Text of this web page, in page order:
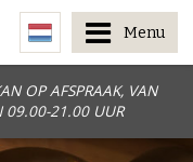
OP AFSPRAAK, VAN
09.00-21.00 UUR
Menu